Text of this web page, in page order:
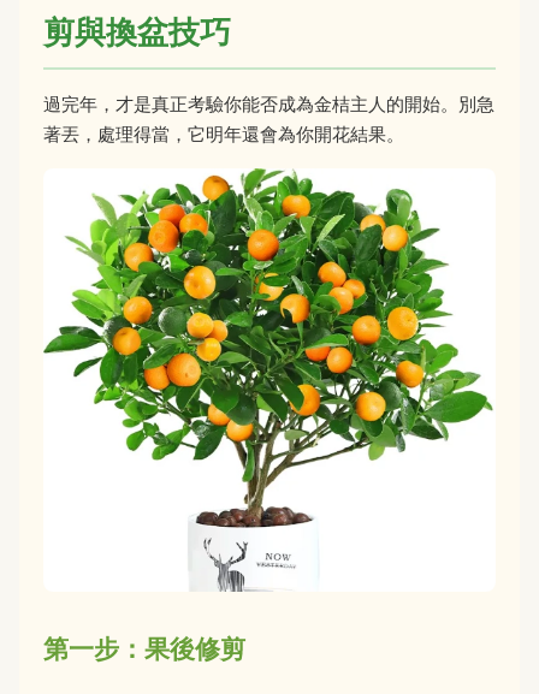
剪與換盆技巧
過完年，才是真正考驗你能否成為金桔主人的開始。別急
著丟，處理得當，它明年還會為你開花結果。
第一步：果後修剪